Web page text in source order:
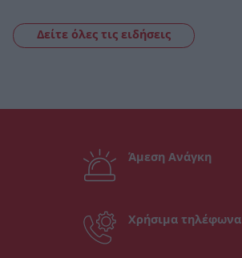
Δείτε όλες τις ειδήσεις
Άμεση Ανάγκη
Χρήσιμα τηλέφωνα